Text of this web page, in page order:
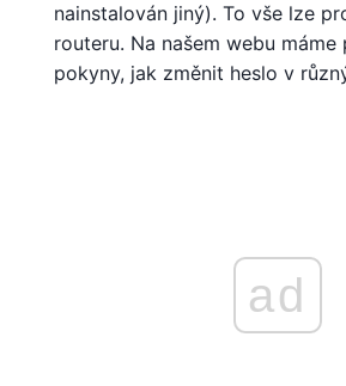
nainstalován jiný). To vše lze
routeru. Na našem webu máme
pokyny, jak změnit heslo v
ad